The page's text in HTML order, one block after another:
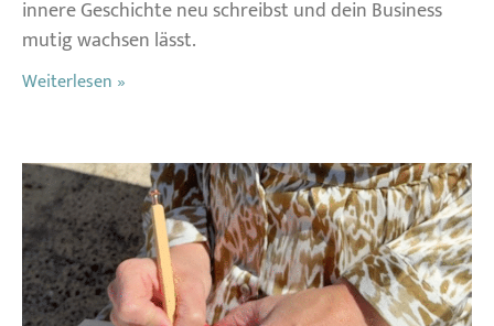
innere Geschichte neu schreibst und dein Business
mutig wachsen lässt.
Weiterlesen »